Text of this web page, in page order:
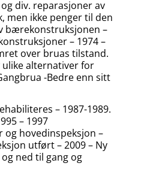
div. reparasjoner av
men ikke penger til den
bærekonstruksjonen –
– 1974 –
over bruas tilstand.
alternativer for
-Bedre enn sitt
– 1987-1989.
– 1997
hovedinspeksjon –
utført – 2009 – Ny
ned til gang og